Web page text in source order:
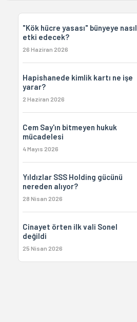
"Kök hücre yasası" bünyeye nasıl
etki edecek?
26 Haziran 2026
Hapishanede kimlik kartı ne işe
yarar?
2 Haziran 2026
Cem Say'ın bitmeyen hukuk
mücadelesi
4 Mayıs 2026
Yıldızlar SSS Holding gücünü
nereden alıyor?
28 Nisan 2026
Cinayet örten ilk vali Sonel
değildi
25 Nisan 2026